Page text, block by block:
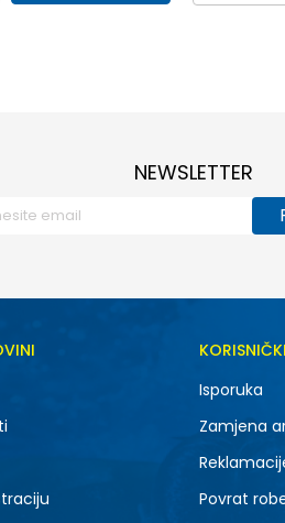
NEWSLETTER
Isporuka
Zamjena
Povrat